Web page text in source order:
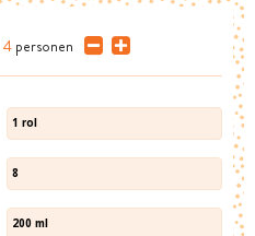
4 personen
1 rol
8
200 ml